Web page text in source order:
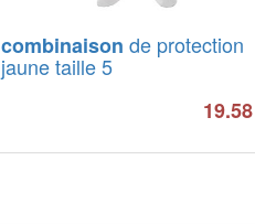
combinaison de protection
jaune taille 5
19.58